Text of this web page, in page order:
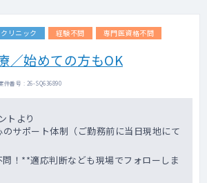
クリニック 経験不問 専門医資格不問
／始めての方もOK
番号 : 26-SQ636890
トより
のサポート体制（ご勤務前に当日現地にて
！**適応判断なども現場でフォローしま